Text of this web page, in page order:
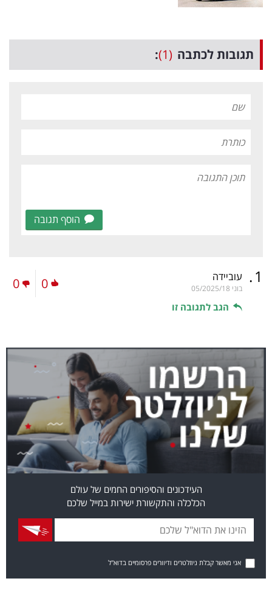
תגובות לכתבה (1)
:
הוסף תגובה
1
. עוביידה
בוני 05/2025/18
הגב לתגובה זו
0
0
העידכונים והסיפורים החמים של עולם
הכלכלה והתקשורת ישירות במייל שלכם
אני מאשר קבלת ניוזלטרים ודיוורים פרסומיים בדוא"ל